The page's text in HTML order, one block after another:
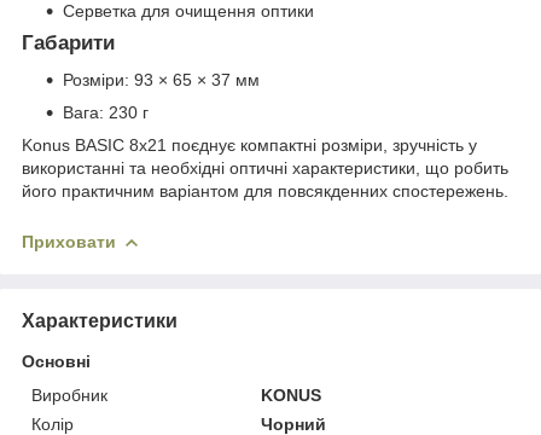
Серветка для очищення оптики
Габарити
Розміри: 93 × 65 × 37 мм
Вага: 230 г
Konus BASIC 8x21 поєднує компактні розміри, зручність у
використанні та необхідні оптичні характеристики, що робить
його практичним варіантом для повсякденних спостережень.
Приховати
Характеристики
Основні
Виробник
KONUS
Колір
Чорний